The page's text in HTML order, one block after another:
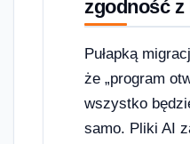
zgodność
Pułapką
że „program
wszystko
samo. Pliki AI